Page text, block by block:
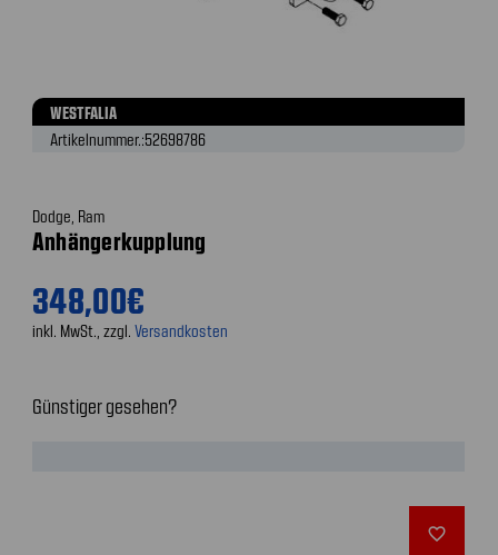
WESTFALIA
Artikelnummer.:52698786
Dodge, Ram
Anhängerkupplung
348,00€
inkl. MwSt., zzgl. Versandkosten
Günstiger gesehen?
favorite_outline